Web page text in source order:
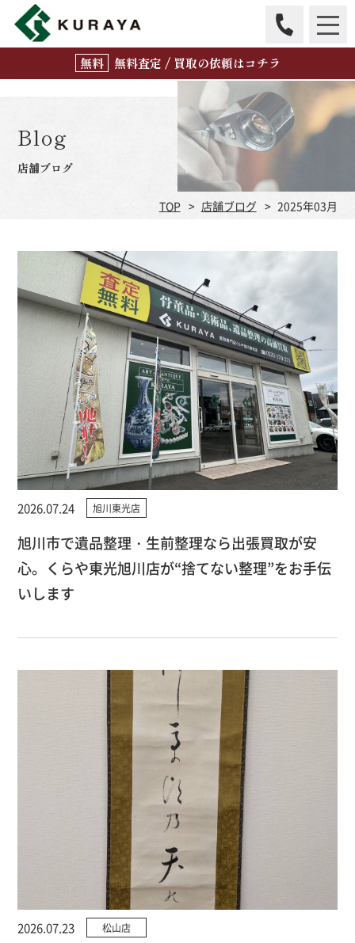
無料査定 / 買取の依頼はコチラ
Blog
店舗ブログ
TOP 店舗ブログ 2025年03月
2026.07.24 旭川東光店
旭川市で遺品整理・生前整理なら出張買取が安
心。くらや東光旭川店が“捨てない整理”をお手伝
いします
2026.07.23 松山店